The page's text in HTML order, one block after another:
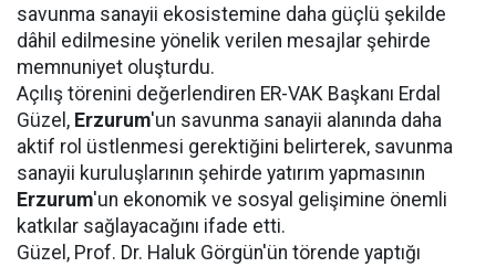
savunma sanayii ekosistemine daha güçlü şekilde
dâhil edilmesine yönelik verilen mesajlar şehirde
memnuniyet oluşturdu.
Açılış törenini değerlendiren ER-VAK Başkanı Erdal
Güzel, Erzurum'un savunma sanayii alanında daha
aktif rol üstlenmesi gerektiğini belirterek, savunma
sanayii kuruluşlarının şehirde yatırım yapmasının
Erzurum'un ekonomik ve sosyal gelişimine önemli
katkılar sağlayacağını ifade etti.
Güzel, Prof. Dr. Haluk Görgün'ün törende yaptığı